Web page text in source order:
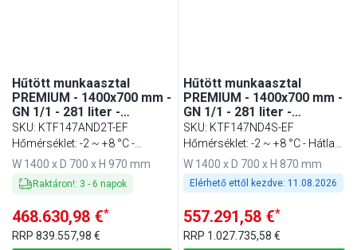
Hűtött munkaasztal
PREMIUM - 1400x700 mm -
GN 1/1 - 281 liter -
ventilációs - 2 ajtóval -
felhajtással
SKU: KTF147AND2T-EF
Hőmérséklet: -2 ~ +8 °C -
Háttérpárkánnyal
W 1400 x D 700 x H 970 mm
Raktáron!: 3 - 6 napok
468.630,98 €*
RRP 839.557,98 €
Hűtött munkaasztal
PREMIUM - 1400x700 mm -
GN 1/1 - 281 liter -
ventilációs - 4 fiókkal
SKU: KTF147ND4S-EF
Hőmérséklet: -2 ~ +8 °C - Hátlap
nélkül
W 1400 x D 700 x H 870 mm
Elérhető ettől kezdve: 11.08.2026
557.291,58 €*
RRP 1.027.735,58 €